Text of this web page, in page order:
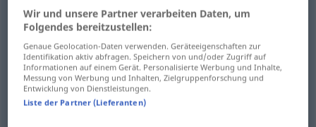
termo m Ausdruck(≈ Begriffa.)
frasef Ausdruck(≈ Satz)
di(c)çãof Ausdruck(≈ Sprechweise)
Wir und unsere Partner verarbeiten Daten, um
Folgendes bereitzustellen:
Genaue Geolocation-Daten verwenden. Geräteeigenschaften zur
Identifikation aktiv abfragen. Speichern von und/oder Zugriff auf
Informationen auf einem Gerät. Personalisierte Werbung und Inhalte,
Messung von Werbung und Inhalten, Zielgruppenforschung und
Entwicklung von Dienstleistungen.
Liste der Partner (Lieferanten)